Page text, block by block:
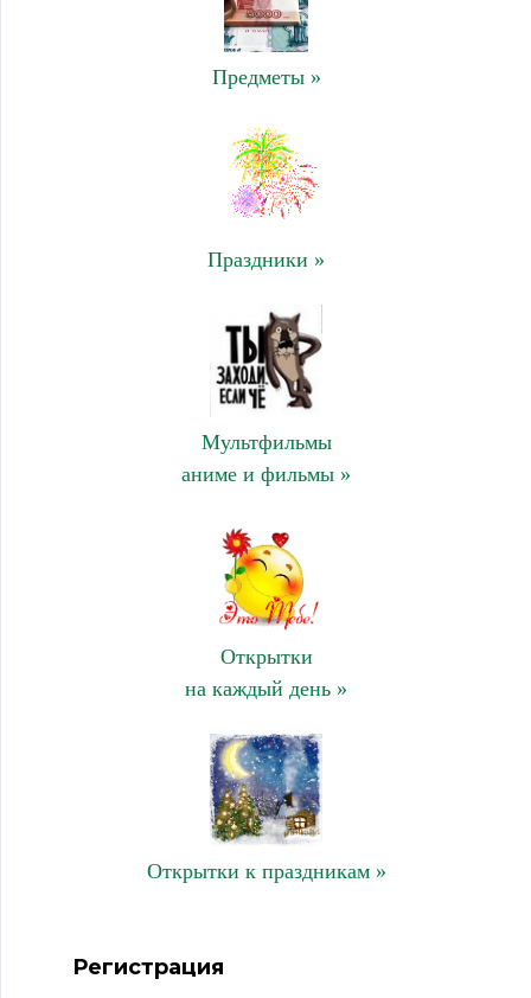
Предметы »
Праздники »
Мультфильмы
аниме и фильмы »
Открытки
на каждый день »
Открытки к праздникам »
Регистрация